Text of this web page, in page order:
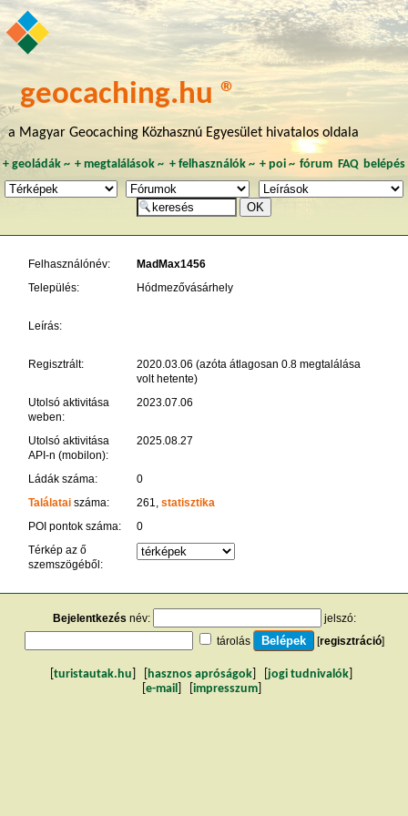
geocaching.hu ®
a Magyar Geocaching Közhasznú Egyesület hivatalos oldala
+ geoládák~ +megtalálások ~ + felhasználók~ + poi~ fórum FAQ belépés
Felhasználónév:
MadMax1456
Település:
Hódmezővásárhely
Leírás:
Regisztrált:
2020.03.06 (azóta átlagosan 0.8 megtalálása
volt hetente)
Utolsó aktivitása
weben:
2023.07.06
Utolsó aktivitása
API-n (mobilon):
2025.08.27
Ládák száma:
0
Találataiszáma: 261, statisztika
POI pontok száma:
0
Térkép az ő
szemszögéből:
Bejelentkezés név:
jelszó:
tárolás
[regisztráció]
turistautak.hu hasznos apróságok jogi tudnivalók
e-mail impresszum]